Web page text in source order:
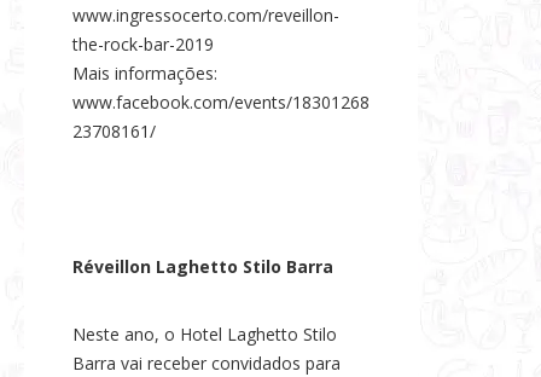
www.ingressocerto.com/reveillon-
the-rock-bar-2019
Mais informações:
www.facebook.com/events/18301268
23708161/
Réveillon Laghetto Stilo Barra
Neste ano, o Hotel Laghetto Stilo
Barra vai receber convidados para